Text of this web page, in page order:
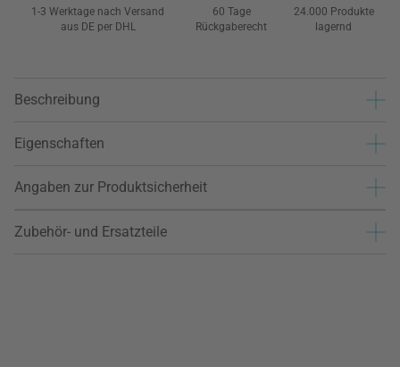
1-3 Werktage nach Versand
aus DE per DHL
60 Tage
Rückgaberecht
24.000 Produkte
lagernd
Beschreibung
Eigenschaften
Angaben zur Produktsicherheit
Zubehör- und Ersatzteile